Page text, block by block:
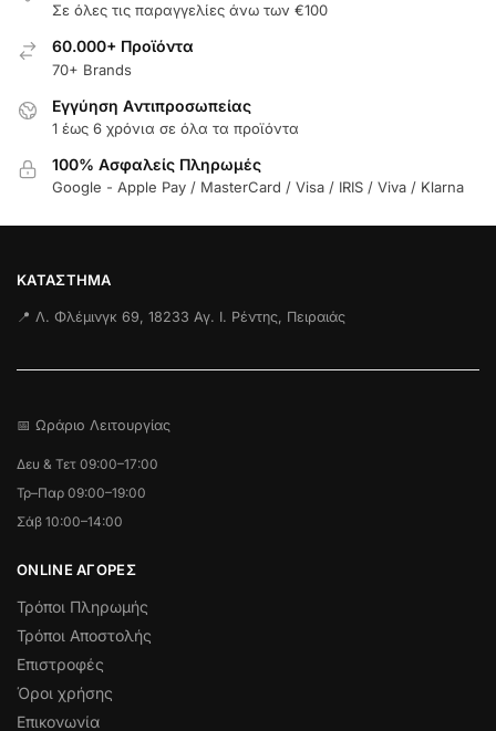
Σε όλες τις παραγγελίες άνω των €100
60.000+ Προϊόντα
70+ Brands
Εγγύηση Aντιπροσωπείας
1 έως 6 χρόνια σε όλα τα προϊόντα
100% Ασφαλείς Πληρωμές
Google - Apple Pay / MasterCard / Visa / IRIS / Viva / Klarna
ΚΑΤΆΣΤΗΜΑ
📍 Λ. Φλέμινγκ 69, 18233 Αγ. Ι. Ρέντης, Πειραιάς
📅 Ωράριο Λειτουργίας
Δευ & Τετ 09:00–17:00
Τρ–Παρ 09:00–19:00
Σάβ 10:00–14:00
ONLINE ΑΓΟΡΕΣ
Τρόποι Πληρωμής
Τρόποι Αποστολής
Επιστροφές
Όροι χρήσης
Επικονωνία